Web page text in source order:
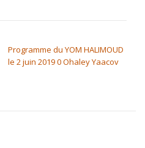
Programme du YOM HALIMOUD
le 2 juin 2019 0 Ohaley Yaacov